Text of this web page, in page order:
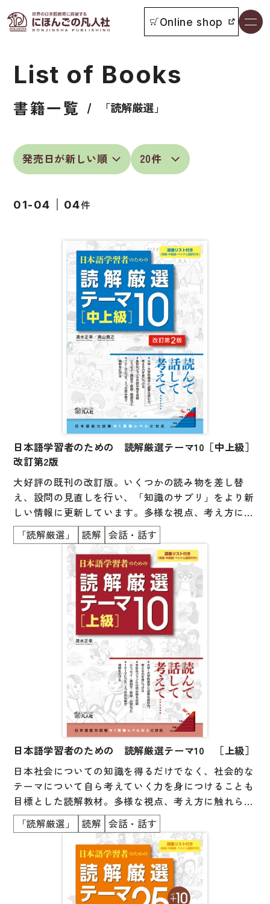
書籍一覧
お知らせ
イベント
教科書採用について
書籍の内容について
著作権について
原稿・企画の持ち込みについて
正誤表
その他の質問
わたしたちについて
お問い合わせ
書店様向け
Online shop
本をさがす
日本語学習者用教科書
総合教科書
留学生向け専門分野
表記（かな・漢字）
練習問題
日本語能力試験対策
日本留学試験対策
各種試験対策
大学入試対策
日本語学習関連副読本
視聴覚・補助教材
ビデオ・ＤＶＤ
コンピューター
カセットテープ・ＣＤ
カード・ゲーム・絵教材
絵本・子ども向け補助
図表
日本語学習辞典
漢字字典（辞典）
List of Books
書籍一覧 「読解厳選」
01-04 04件
日本語学習者のための 読解厳選テーマ10［中上級］
改訂第2版
大好評の既刊の改訂版。いくつかの読み物を差し替
え、設問の見直しを行い、「知識のサプリ」をより新
しい情報に更新しています。多様な視点、考え方に触
れられるように、１つのテーマにつき、2つの読み物
とコラムを掲載。「文章を読む」「自分の考えをまと
め、話す」「他者の考えを聞く」というプロセスの中
で、より広い視野を獲得し、主体的に考える力を養い
ます。＜英・中・ベトナム語の語彙リスト付き＞
「読解厳選」 読解 会話・話す
日本語学習者のための 読解厳選テーマ10 ［上級］
日本社会についての知識を得るだけでなく、社会的な
テーマについて自ら考えていく力を身につけることも
目標とした読解教材。多様な視点、考え方に触れられ
るように、１つのテーマにつき、2つの読み物とコラ
ムを掲載。「文章を読む」「自分の考えをまとめ、話
す」「他者の考えを聞く」というプロセスの中で、よ
り広い視野を獲得し、主体的に考える力を養います。
大学・大学院への進学をめざす人にもおすすめです。
＜別冊：英語・中国語・ベトナム語の語彙リスト付き
「読解厳選」 読解 会話・話す